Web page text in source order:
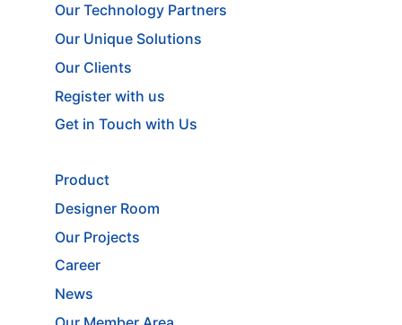
Our Technology Partners
Our Unique Solutions
Our Clients
Register with us
Get in Touch with Us
Product
Designer Room
Our Projects
Career
News